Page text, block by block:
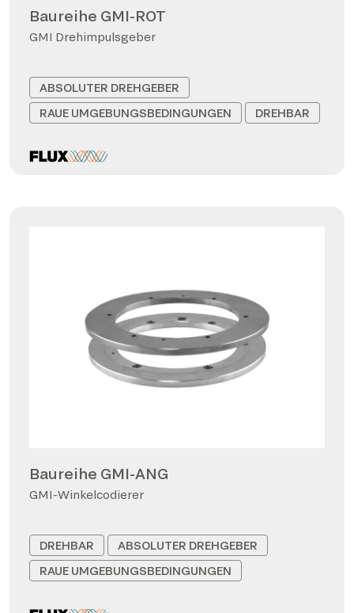
Baureihe GMI-ROT
GMI Drehimpulsgeber
ABSOLUTER DREHGEBER
RAUE UMGEBUNGSBEDINGUNGEN
DREHBAR
Baureihe GMI-ANG
GMI-Winkelcodierer
DREHBAR
ABSOLUTER DREHGEBER
RAUE UMGEBUNGSBEDINGUNGEN